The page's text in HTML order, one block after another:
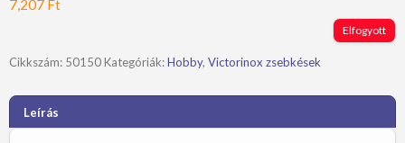
7,207 Ft
Elfogyott
Cikkszám: 50150Kategóriák:Hobby, Victorinox zsebkések
Leírás